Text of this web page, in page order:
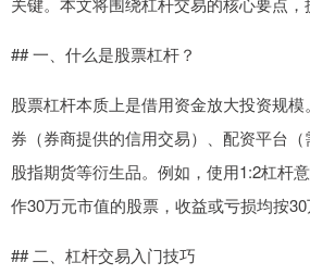
## 一、什么是股票杠杆？
股票杠杆本质上是借用资金放大投资规
券（券商提供的信用交易）、配资平台
股指期货等衍生品。例如，使用1:2杠杆
作30万元市值的股票，收益或亏损均按30
## 二、杠杆交易入门技巧